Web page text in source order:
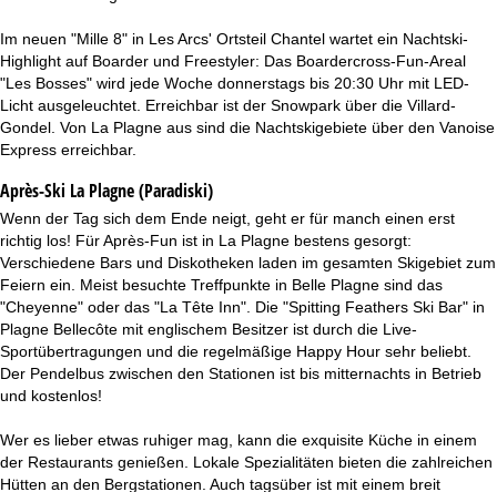
Im neuen "Mille 8" in Les Arcs' Ortsteil Chantel wartet ein Nachtski-
Highlight auf Boarder und Freestyler: Das Boardercross-Fun-Areal
"Les Bosses" wird jede Woche donnerstags bis 20:30 Uhr mit LED-
Licht ausgeleuchtet. Erreichbar ist der Snowpark über die Villard-
Gondel. Von La Plagne aus sind die Nachtskigebiete über den Vanoise
Express erreichbar.
Après-Ski La Plagne (Paradiski)
Wenn der Tag sich dem Ende neigt, geht er für manch einen erst
richtig los! Für Après-Fun ist in La Plagne bestens gesorgt:
Verschiedene Bars und Diskotheken laden im gesamten Skigebiet zum
Feiern ein. Meist besuchte Treffpunkte in Belle Plagne sind das
"Cheyenne" oder das "La Tête Inn". Die "Spitting Feathers Ski Bar" in
Plagne Bellecôte mit englischem Besitzer ist durch die Live-
Sportübertragungen und die regelmäßige Happy Hour sehr beliebt.
Der Pendelbus zwischen den Stationen ist bis mitternachts in Betrieb
und kostenlos!
Wer es lieber etwas ruhiger mag, kann die exquisite Küche in einem
der Restaurants genießen. Lokale Spezialitäten bieten die zahlreichen
Hütten an den Bergstationen. Auch tagsüber ist mit einem breit